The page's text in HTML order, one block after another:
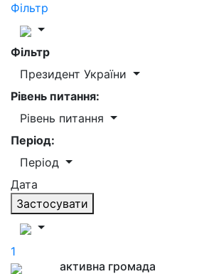
Фільтр
Фільтр
Президент України
Рівень питання:
Рівень питання
Період:
Період
Дата
Застосувати
1
активна громада